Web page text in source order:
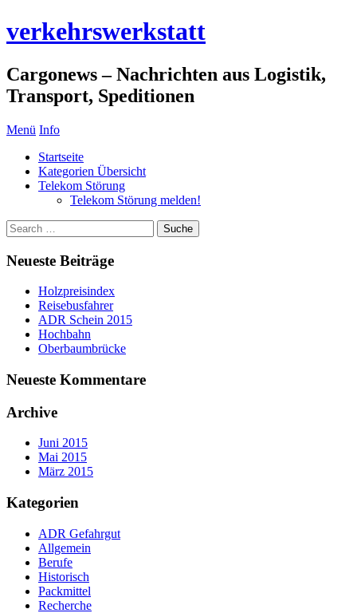
verkehrswerkstatt
Cargonews – Nachrichten aus Logistik,
Transport, Speditionen
Menü Info
Startseite
Kategorien Übersicht
Telekom Störung
Telekom Störung melden!
Neueste Beiträge
Holzpreisindex
Reisebusfahrer
ADR Schein 2015
Hochbahn
Oberbaumbrücke
Neueste Kommentare
Archive
Juni 2015
Mai 2015
März 2015
Kategorien
ADR Gefahrgut
Allgemein
Berufe
Historisch
Packmittel
Recherche